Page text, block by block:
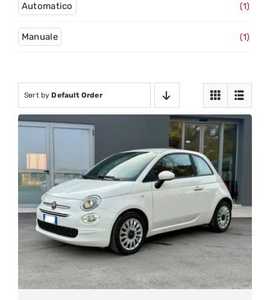
Automatico (1)
Manuale (1)
Sort byDefault Order